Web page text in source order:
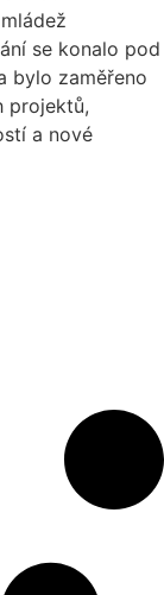
se konalo pod
bylo zaměřeno
projektů,
a nové